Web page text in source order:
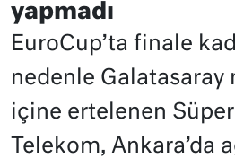
yapmadı
EuroCup’ta finale
nedenle Galatasaray
içine ertelenen
Telekom, Ankara’da